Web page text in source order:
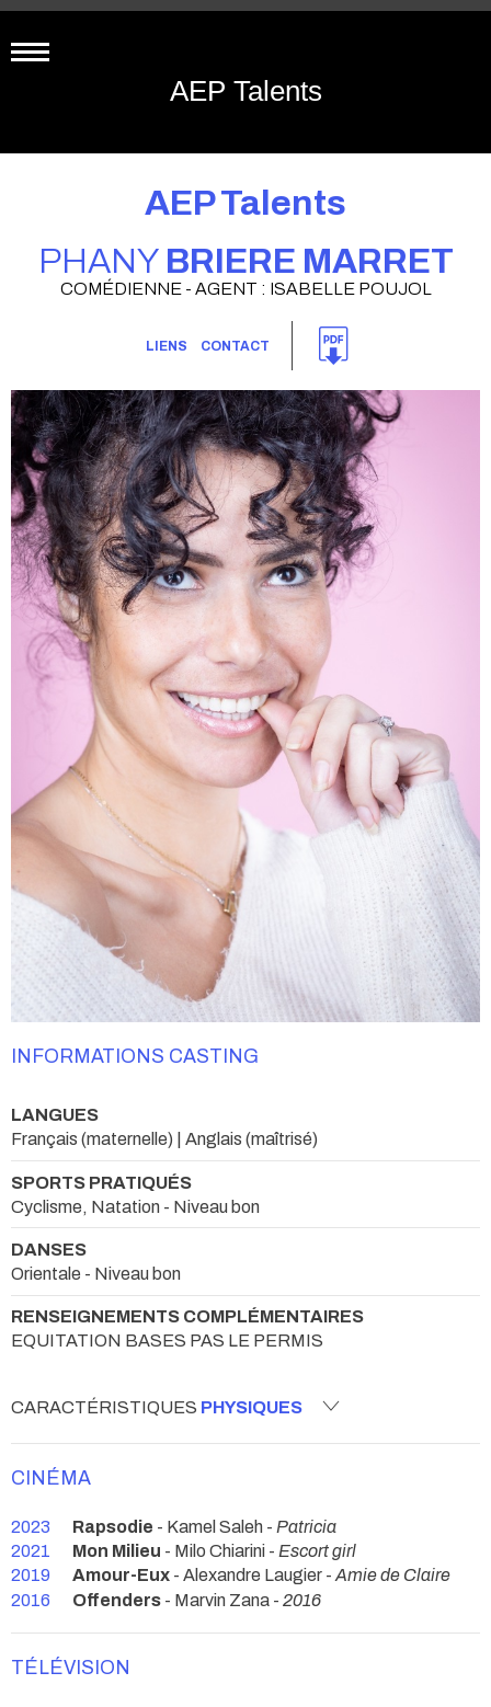
AEP Talents
AEP Talents
PHANYBRIERE MARRET
COMÉDIENNE - AGENT : ISABELLE POUJOL
LIENS CONTACT
INFORMATIONS CASTING
LANGUES
Français (maternelle) | Anglais (maîtrisé)
SPORTS PRATIQUÉS
Cyclisme, Natation - Niveau bon
DANSES
Orientale - Niveau bon
RENSEIGNEMENTS COMPLÉMENTAIRES
EQUITATION BASES PAS LE PERMIS
CARACTÉRISTIQUES PHYSIQUES
CINÉMA
2023 Rapsodie - Kamel Saleh - Patricia
2021
Mon Milieu - Milo Chiarini - Escort girl
2019
Amour-Eux - Alexandre Laugier - Amie de Claire
2016
Offenders - Marvin Zana - 2016
TÉLÉVISION